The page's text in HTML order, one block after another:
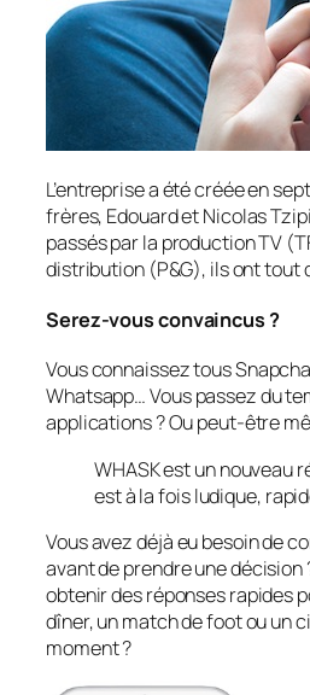
L’entreprise a été créée en
frères, Edouard et Nicolas
passés par la production TV
distribution (P&G), ils ont tout
Serez-vous convaincus ?
Vous connaissez tous
Whatsapp… Vous passez du
applications ? Ou peut-être
WHASK est un nouveau
est à la fois ludique,
Vous avez déjà eu besoin de
avant de prendre une décision
obtenir des réponses rapides
dîner, un match de foot ou un
moment ?